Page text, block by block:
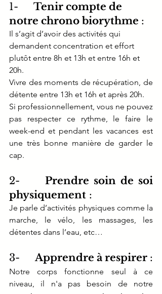
1- Tenir compte de
notre chrono biorythme :
Il s’agit d’avoir des activités qui
demandent concentration et effort
plutôt entre 8h et 13h et entre 16h et
20h.
Vivre des moments de récupération, de
détente entre 13h et 16h et après 20h.
Si professionnellement, vous ne pouvez
pas respecter ce rythme, le faire le
week-end et pendant les vacances est
une très bonne manière de garder le
cap.
2- Prendre soin de soi
physiquement :
Je parle d’activités physiques comme la
marche, le vélo, les massages, les
détentes dans l’eau, etc…
3- Apprendre à respirer
Notre corps fonctionne seul à ce
niveau, il n'a pas besoin de notre